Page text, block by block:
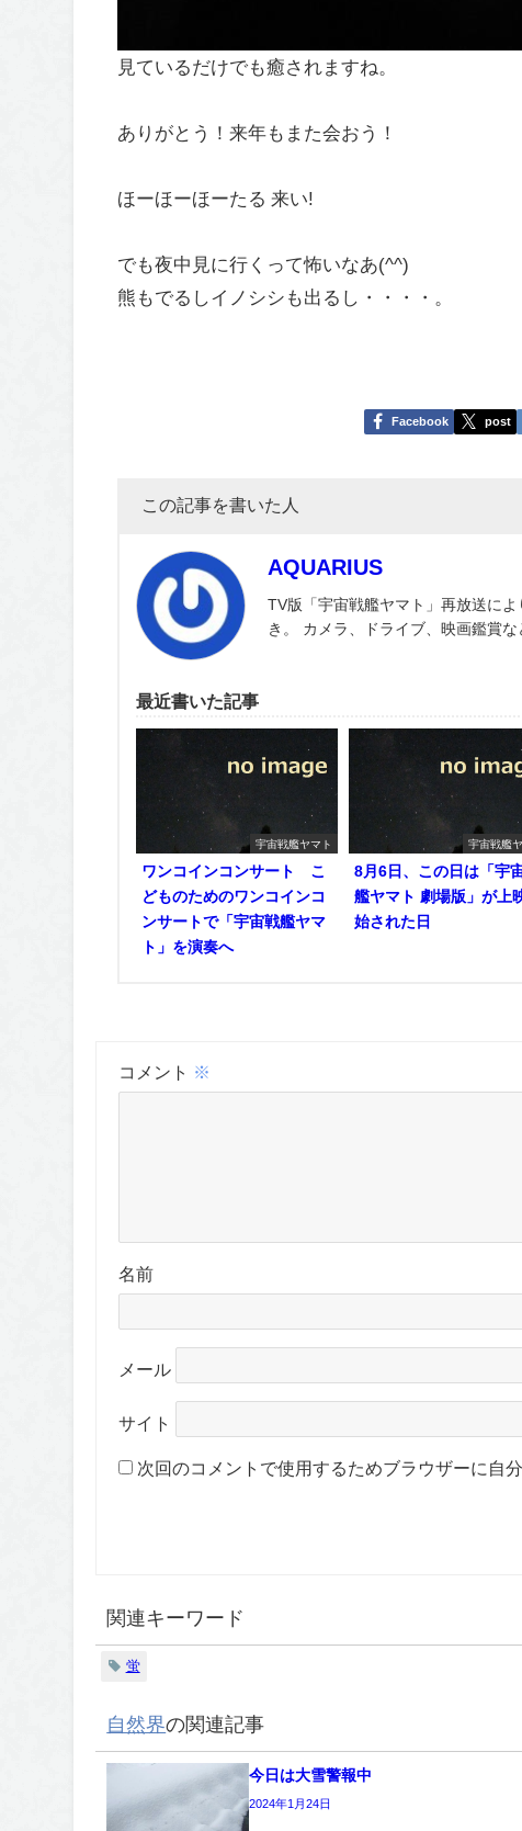
見ているだけでも癒されますね。
ありがとう！来年もまた会おう！
ほーほーほーたる 来い!
でも夜中見に行くって怖いなあ(^^)
熊もでるしイノシシも出るし・・・・。
Facebook post
この記事を書いた人
AQUARIUS
TV版「宇宙戦艦ヤマト」再放送に
き。 カメラ、ドライブ、映画鑑賞な
最近書いた記事
宇宙戦艦ヤマト
ワンコインコンサート こ
どものためのワンコインコ
ンサートで「宇宙戦艦ヤマ
ト」を演奏へ
宇宙戦艦
8月6日、この日は「宇
艦ヤマト 劇場版」が上
始された日
コメント ※
名前
メール
サイト
次回のコメントで使用するためブラウザーに自
関連キーワード
蛍
自然界の関連記事
今日は大雪警報中
2024年1月24日